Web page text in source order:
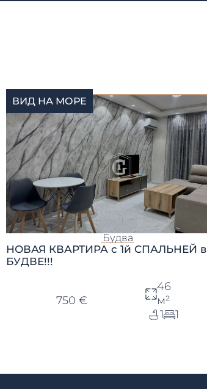
ВИД НА МОРЕ
Будва
НОВАЯ КВАРТИРА с 1й СПАЛЬНЕЙ в
БУДВЕ!!!
750 €
46
м²
1
1